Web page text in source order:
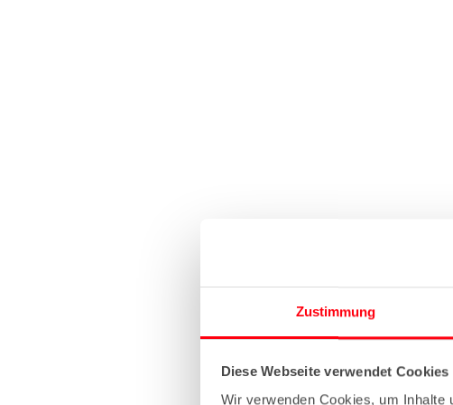
Zustimmung
Diese Webseite verwendet Cookies
Wir verwenden Cookies, um Inhalte